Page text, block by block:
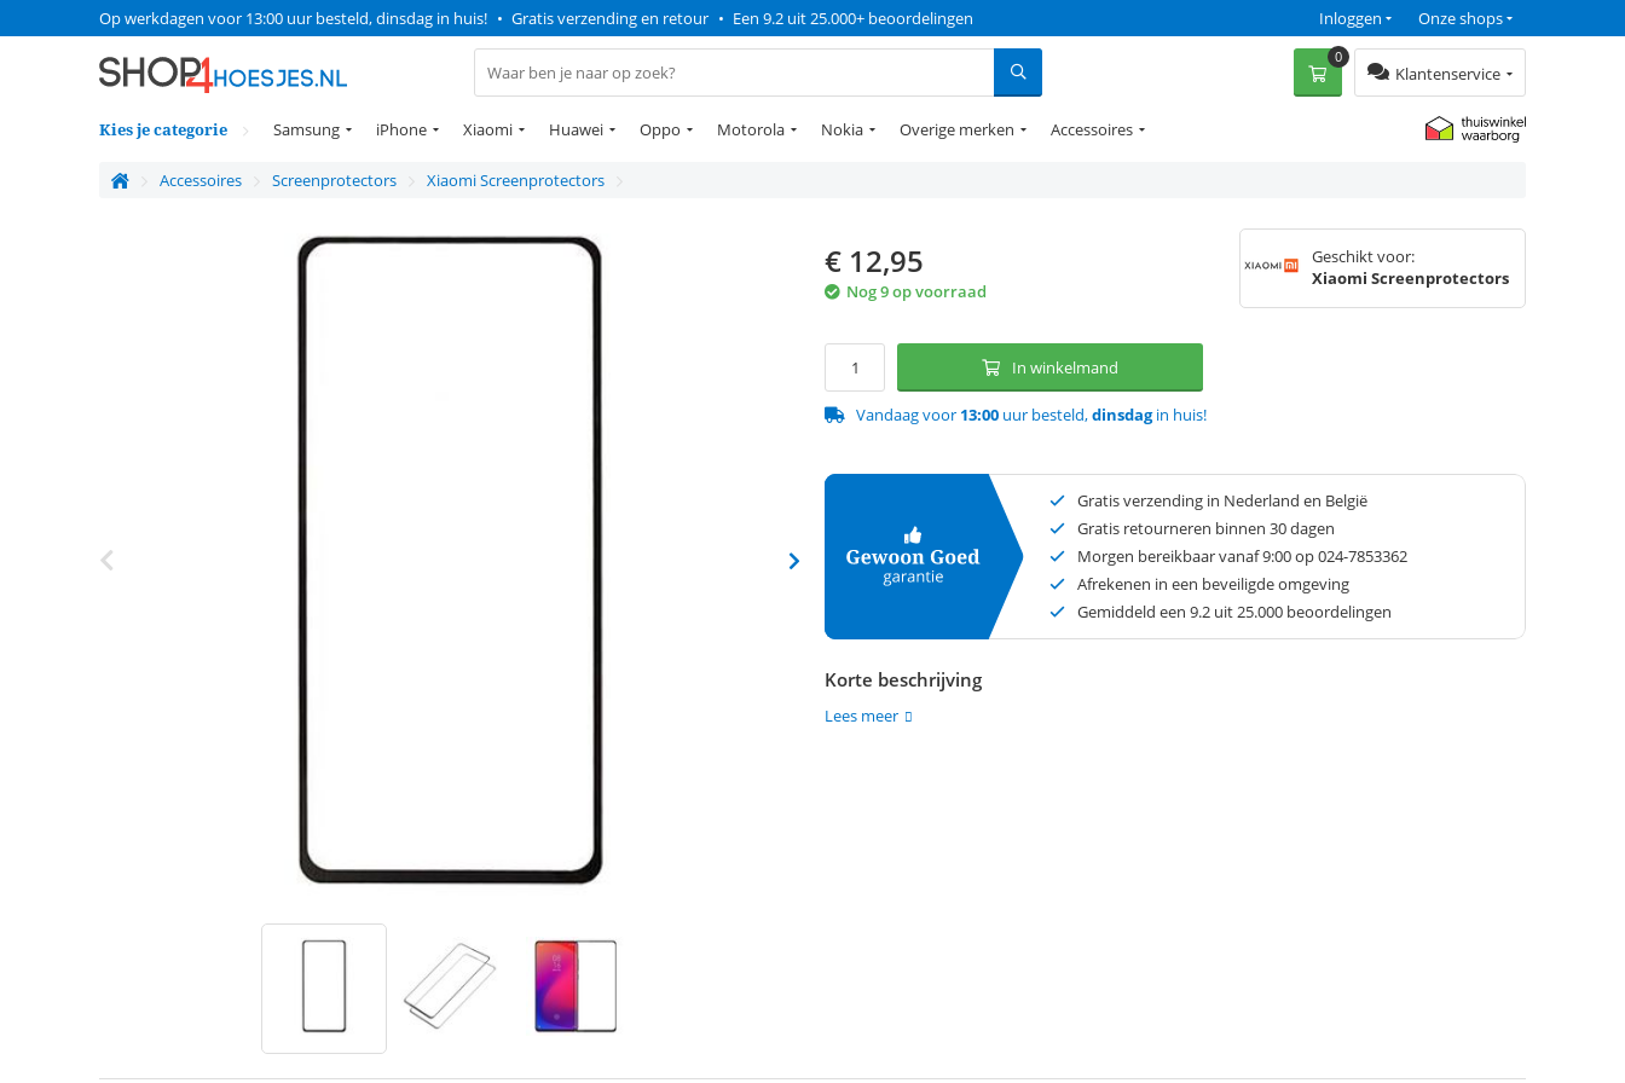
Op werkdagen voor 13:00 uur besteld, dinsdag in huis! • Gratis verzending en retour • Een 9.2 uit 25.000+ beoordelingen Onze shops
Inloggen
Klantenservice
0
Kies je categorie Samsung iPhone Xiaomi Huawei Oppo Motorola Nokia Overige merken Accessoires
Accessoires Screenprotectors Xiaomi Screenprotectors
€ 12,95
Nog 9 op voorraad
Geschikt voor:
Xiaomi Screenprotectors
In winkelmand
Vandaag voor 13:00 uur besteld,dinsdagin huis!
Gratis verzending in Nederland en België
Gratis retourneren binnen 30 dagen
Morgen bereikbaar vanaf 9:00 op 024-7853362
Afrekenen in een beveiligde omgeving
Gemiddeld een 9.2 uit 25.000 beoordelingen
Korte beschrijving
Lees meer